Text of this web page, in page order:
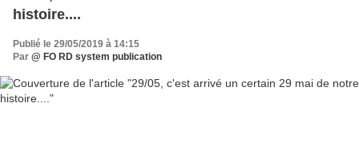
histoire....
Publié le 29/05/2019 à 14:15
Par @ FO RD system publication